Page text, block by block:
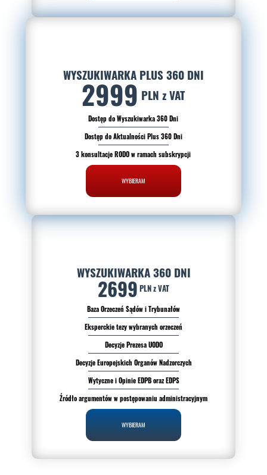
WYSZUKIWARKA PLUS 360 DNI
2999 PLN z VAT
Dostęp do Wyszukiwarka 360 Dni
Dostęp do Aktualności Plus 360 Dni
3 konsultacje RODO w ramach subskrypcji
WYBIERAM
WYSZUKIWARKA 360 DNI
2699 PLN z VAT
Baza Orzeczeń Sądów i Trybunałów
Eksperckie tezy wybranych orzeczeń
Decyzje Prezesa UODO
Decyzje Europejskich Organów Nadzorczych
Wytyczne i Opinie EDPB oraz EDPS
Źródło argumentów w postępowaniu administracyjnym
WYBIERAM